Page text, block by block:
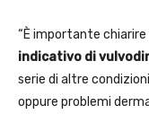
“È importante chiarire
indicativo di
serie di altre
oppure problemi